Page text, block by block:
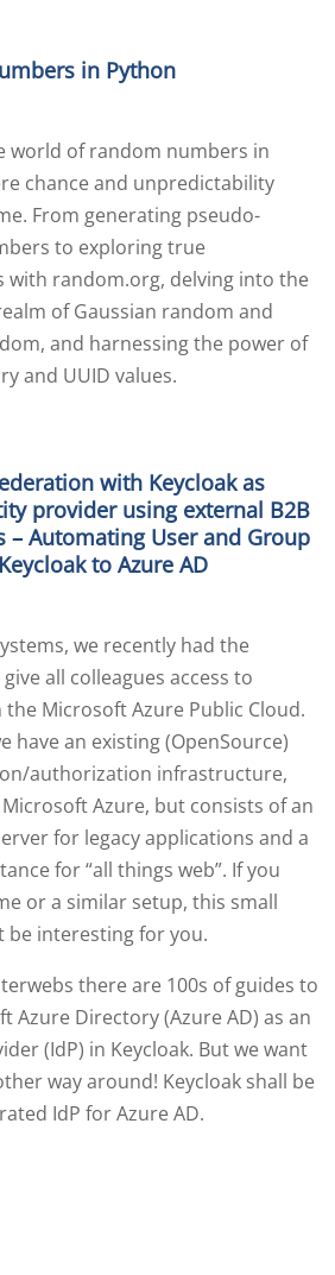
in Python
world of random numbers in
chance and unpredictability
From generating pseudo-
to exploring true
with random.org, delving into the
of Gaussian random and
and harnessing the power of
and UUID values.
with Keycloak as
provider using external B2B
– Automating User and Group
to Azure AD
we recently had the
all colleagues access to
Microsoft Azure Public Cloud.
have an existing (OpenSource)
authorization infrastructure,
Azure, but consists of an
for legacy applications and a
for “all things web”. If you
or a similar setup, this small
be interesting for you.
there are 100s of guides to
Azure Directory (Azure AD) as an
(IdP) in Keycloak. But we want
way around! Keycloak shall be
IdP for Azure AD.